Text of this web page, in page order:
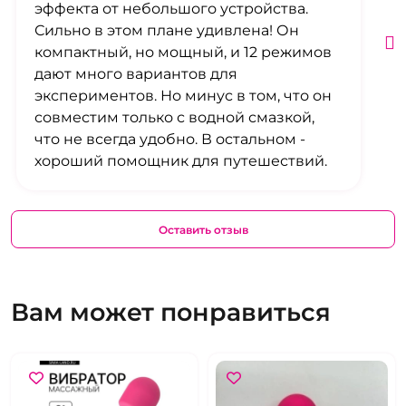
эффекта от небольшого устройства.
Сильно в этом плане удивлена! Он
компактный, но мощный, и 12 режимов
дают много вариантов для
экспериментов. Но минус в том, что он
совместим только с водной смазкой,
что не всегда удобно. В остальном -
хороший помощник для путешествий.
Оставить отзыв
Вам может понравиться